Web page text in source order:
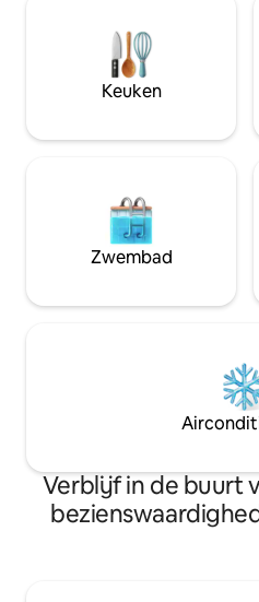
appartement als hun eigen
appartement te behandelen
vakantie te genieten. We zijn
een telefoontje verwijderd.
Keuken
Zwembad
Verblijf in de buurt